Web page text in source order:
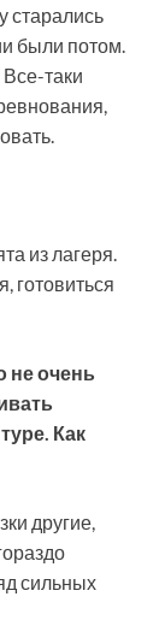
старались
были потом.
таки
из лагеря.
готовиться
не очень
Как
другие,
сильных